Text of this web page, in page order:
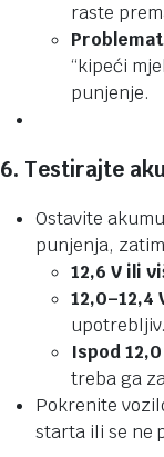
raste
“kipeći
punjenje.
6. Testirajte
Ostavite
punjenja,
12,6 V ili
12,0–12,4
upotrebljiv.
Ispod 12,0
treba ga
Pokrenite
starta ili se ne